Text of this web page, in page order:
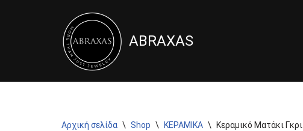
Μεταπηδήστε
ABRAXAS
Αρχική σελίδα \ Shop \ ΚΕΡΑΜΙΚΑ \ Κεραμικό Ματάκι Γκρι